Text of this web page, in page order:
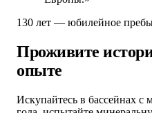
130 лет — юбилейное
Проживите
опыте
Искупайтесь в бассейнах